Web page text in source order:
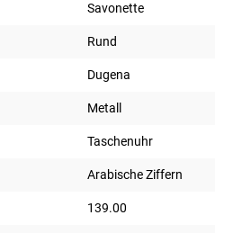
Savonette
Rund
Dugena
Metall
Taschenuhr
Arabische Ziffern
139.00